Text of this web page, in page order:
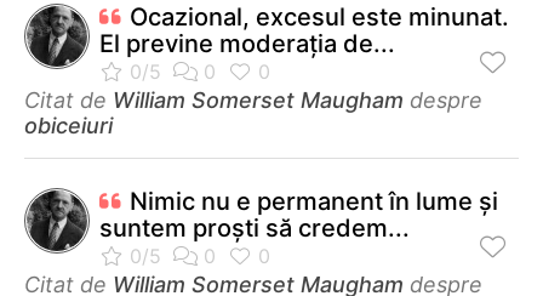
Ocazional, excesul este minunat.
El previne moderaţia de...
Citat de William Somerset Maugham despre
obiceiuri
Nimic nu e permanent în lume şi
suntem proşti să credem...
Citat de William Somerset Maugham despre